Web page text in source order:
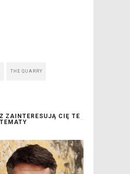
THE QUARRY
ZAINTERESUJĄ CIĘ TE
TEMATY